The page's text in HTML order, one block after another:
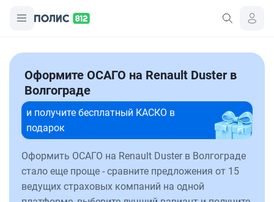
Оформите ОСАГО на Renault Duster в
Волгограде
и получите бесплатный КАСКО в
подарок
Оформить ОСАГО на Renault Duster в Волгограде
стало еще проще - сравните предложения от 15
ведущих страховых компаний на одной